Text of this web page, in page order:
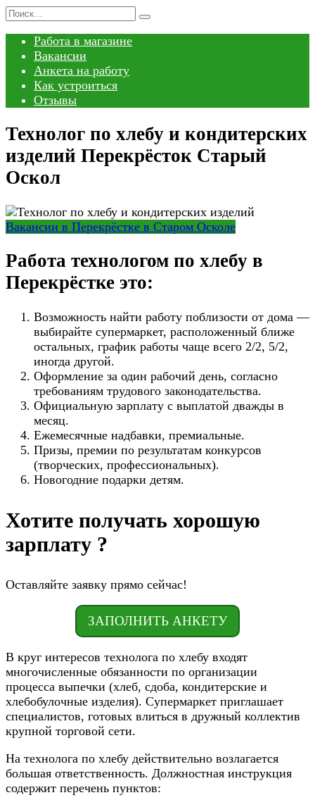
Перейти
содержанию
Search
Работа в магазине
Вакансии
Анкета на работу
Как устроиться
Отзывы
Технолог по хлебу и кондитерских
изделий Перекрёсток Старый
Оскол
Вакансии в Перекрёстке в Старом Осколе
Работа технологом по хлебу в
Перекрёстке это:
Возможность найти работу поблизости от дома —
выбирайте супермаркет, расположенный ближе
остальных, график работы чаще всего 2/2, 5/2,
иногда другой.
Оформление за один рабочий день, согласно
требованиям трудового законодательства.
Официальную зарплату с выплатой дважды в
месяц.
Ежемесячные надбавки, премиальные.
Призы, премии по результатам конкурсов
(творческих, профессиональных).
Новогодние подарки детям.
Хотите получать хорошую
зарплату ?
Оставляйте заявку прямо сейчас!
ЗАПОЛНИТЬ АНКЕТУ
В круг интересов технолога по хлебу входят
многочисленные обязанности по организации
процесса выпечки (хлеб, сдоба, кондитерские и
хлебобулочные изделия). Супермаркет приглашает
специалистов, готовых влиться в дружный коллектив
крупной торговой сети.
На технолога по хлебу действительно возлагается
большая ответственность. Должностная инструкция
содержит перечень пунктов: